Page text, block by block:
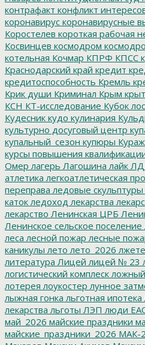
контрафакт конфликт
коронавирус коронавирусные
Коростелев короткая рабочая
Косвинцев космодром
котельная Кочмар КПРФ КПСС
Краснодарский край кредит
кредитоспособность Кремль
Крик души Криминал Крым
КСН КТ-исследование Кубок
Кудесник кудо кулинария
культурно досуговый центр
купальный_сезон купюры Кураж
курсы повышения
Омер лагерь Лагошина лайк
атлетика легкоатлетическая
переправа ледовые скульптуры
каток ледоход лекарства
лекарство Ленинская ЦРБ
Ленинское сельское поселение
леса лесной пожар лесные
каникулы лето лето_2026
литература Лицей лицей № 23
логистический комплеск
лотерея лоукостер лунное
лыжная гонка льготная ипотека
лекарства льготы ЛЭП люди
май_2026 майские праздники
майские_праздники_2026 МАК-